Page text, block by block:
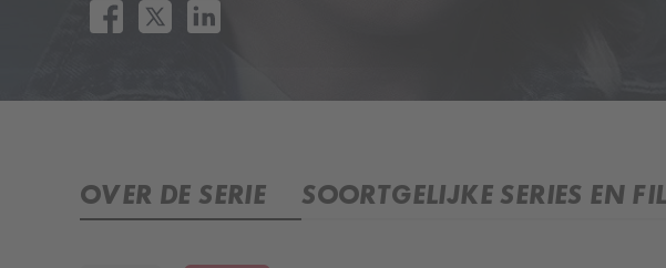
OVER DE SERIE SOORTGELIJKE SERIES EN